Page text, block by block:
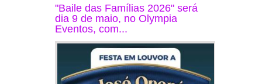
"Baile das Famílias 2026" será
dia 9 de maio, no Olympia
Eventos, com...